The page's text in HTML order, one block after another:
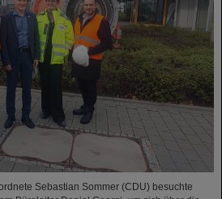
Sebastian Sommer (CDU) besuchte